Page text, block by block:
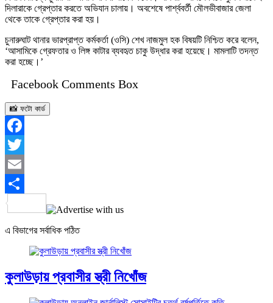
দিলারাকে গ্রেপ্তার করতে অভিযান চালায়। অবশেষে পার্শ্ববর্তী মৌলভীবাজার জেলা
থেকে তাকে গ্রেপ্তার করা হয়।
চুনারুঘাট থানার ভারপ্রাপ্ত কর্মকর্তা (ওসি) শেখ নাজমুল হক বিষয়টি নিশ্চিত করে বলেন,
‘আসামিকে গ্রেফতার ও লিঙ্গ কাটার ব্যবহৃত চাকু উদ্ধার করা হয়েছে। মামলাটি তদন্ত
করা হচ্ছে।’
Facebook Comments Box
📸 ফটো কার্ড
Facebook
Twitter
Email
Share
এ বিভাগের সর্বাধিক পঠিত
কুলাউড়ায় প্রবাসীর স্ত্রী নিখোঁজ